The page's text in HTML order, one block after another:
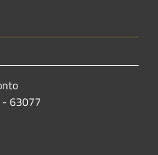
- 63077